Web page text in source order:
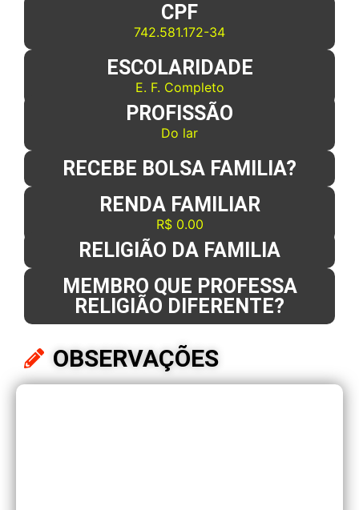
CPF
742.581.172-34
ESCOLARIDADE
E. F. Completo
PROFISSÃO
Do lar
RECEBE BOLSA FAMILIA?
RENDA FAMILIAR
R$ 0.00
RELIGIÃO DA FAMILIA
MEMBRO QUE PROFESSA
RELIGIÃO DIFERENTE?
OBSERVAÇÕES